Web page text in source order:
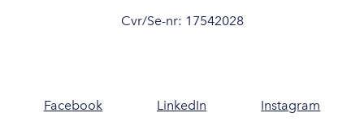
Cvr/Se-nr: 17542028
Facebook LinkedIn Instagram